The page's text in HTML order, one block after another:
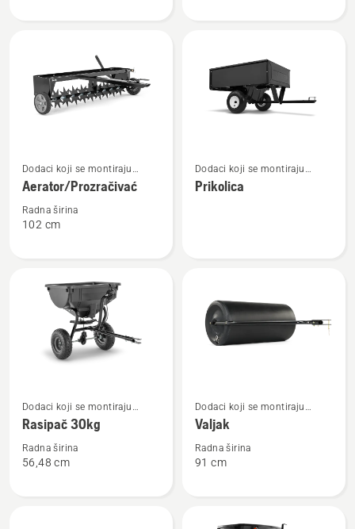
više
detalja
Aerator/Prozračivać
Dodaci koji se montiraju
nazad
Aerator/Prozračivać
Radna širina
102 cm
više
detalja
Dodaci koji se montiraju
nazad
Prikolica
više
detalja
Rasipač
Dodaci koji se montiraju
nazad
Rasipač 30kg
Radna širina
56,48 cm
više
detalja
Valjak
Dodaci koji se montiraju
nazad
Valjak
Radna širina
91 cm